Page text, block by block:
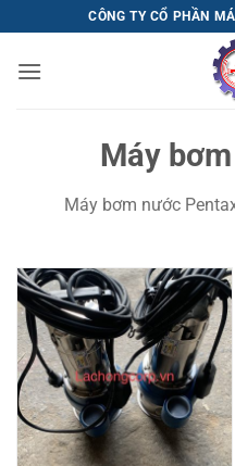
qua
nội
CÔNG TY CỔ PHẦN
Máy
Máy bơm nước